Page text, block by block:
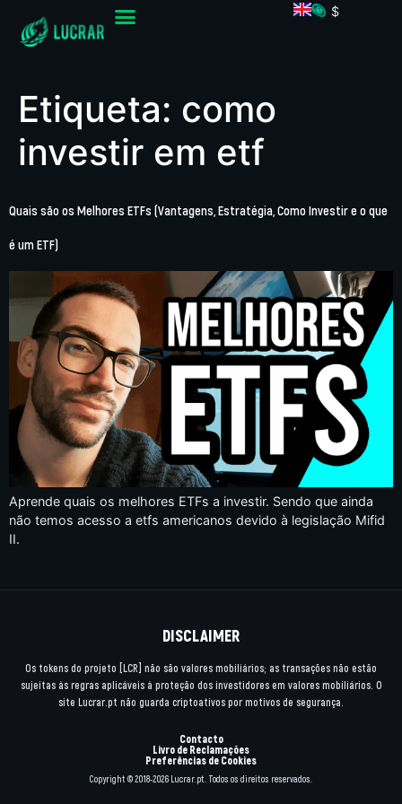
$
Etiqueta: como
investir em etf
Quais são os Melhores ETFs (Vantagens, Estratégia, Como Investir e o que
é um ETF)
Aprende quais os melhores ETFs a investir. Sendo que ainda
não temos acesso a etfs americanos devido à legislação Mifid
II.
DISCLAIMER
Os tokens do projeto [LCR] não são valores mobiliários; as transações não estão
sujeitas às regras aplicáveis à proteção dos investidores em valores mobiliários. O
site Lucrar.pt não guarda criptoativos por motivos de segurança.
Contacto
Livro de Reclamações
Preferências de Cookies
Copyright © 2018-2026 Lucrar.pt. Todos os direitos reservados.